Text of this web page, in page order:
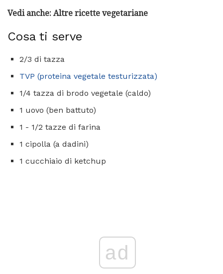
Vedi anche: Altre ricette vegetariane
Cosa ti serve
2/3 di tazza
TVP (proteina vegetale testurizzata)
1/4 tazza di brodo vegetale (caldo)
1 uovo (ben battuto)
1 - 1/2 tazze di farina
1 cipolla (a dadini)
1 cucchiaio di ketchup
ad